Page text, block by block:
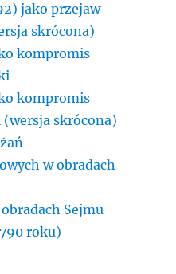
jako przejaw
skrócona)
kompromis
kompromis
skrócona)
w obradach
Sejmu
roku)